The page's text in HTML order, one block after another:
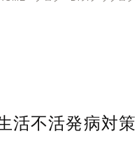
活不活発病対策